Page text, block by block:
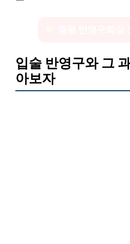
입술 반영구와 그
아보자